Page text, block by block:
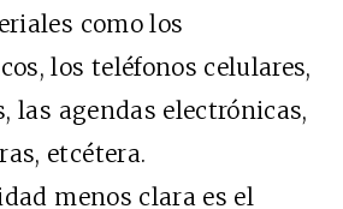
como los
los teléfonos celulares,
las agendas electrónicas,
etcétera.
menos clara es el